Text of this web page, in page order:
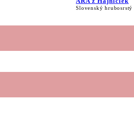
Slovenský hrubosrstý